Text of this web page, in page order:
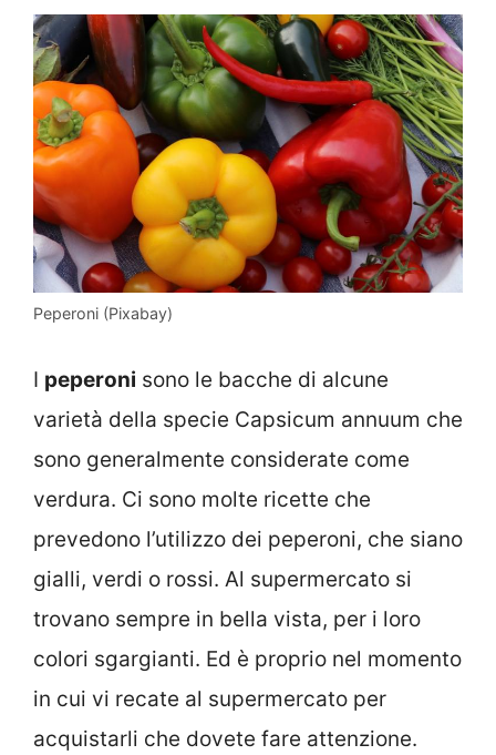
Peperoni (Pixabay)
I peperoni sono le bacche di alcune
varietà della specie Capsicum annuum che
sono generalmente considerate come
verdura. Ci sono molte ricette che
prevedono l’utilizzo dei peperoni, che siano
gialli, verdi o rossi. Al supermercato si
trovano sempre in bella vista, per i loro
colori sgargianti. Ed è proprio nel momento
in cui vi recate al supermercato per
acquistarli che dovete fare attenzione.